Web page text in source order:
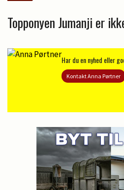
Topponyen Jumanji er
Har du en nyhed eller
Kontakt Anna Pørtner